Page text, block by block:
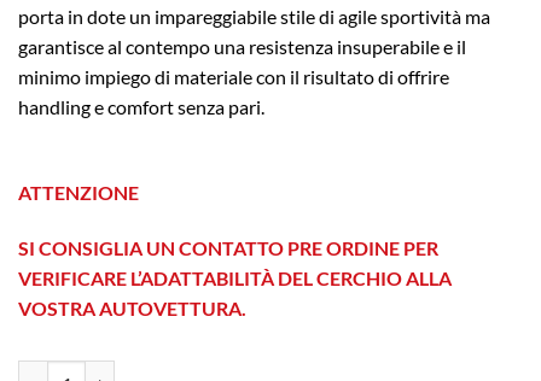
porta in dote un impareggiabile stile di agile sportività ma
garantisce al contempo una resistenza insuperabile e il
minimo impiego di materiale con il risultato di offrire
handling e comfort senza pari.
ATTENZIONE
SI CONSIGLIA UN CONTATTO PRE ORDINE PER
VERIFICARE L’ADATTABILITÀ DEL CERCHIO ALLA
VOSTRA AUTOVETTURA.